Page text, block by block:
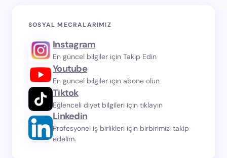
SOSYAL MECRALARIMIZ
Instagram
En güncel bilgiler için Takip Edin
Youtube
En güncel bilgiler için abone olun
Tiktok
Eğlenceli diyet bilgileri için tıklayın
Linkedin
Profesyonel iş birlikleri için birbirimizi takip
edelim.